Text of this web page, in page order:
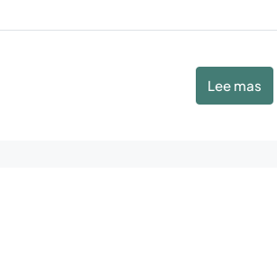
Lee mas